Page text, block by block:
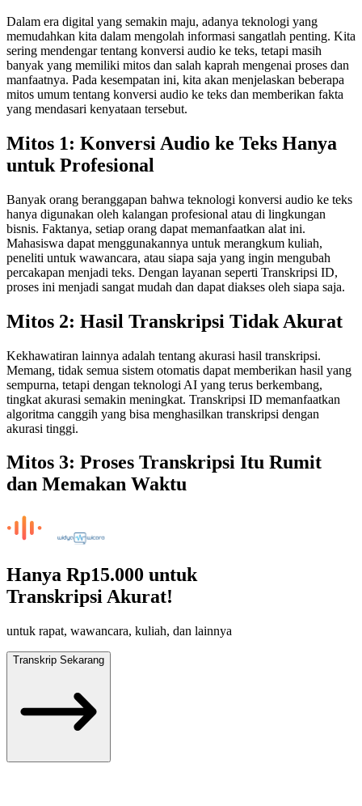
Dalam era digital yang semakin maju, adanya teknologi yang
memudahkan kita dalam mengolah informasi sangatlah penting. Kita
sering mendengar tentang konversi audio ke teks, tetapi masih
banyak yang memiliki mitos dan salah kaprah mengenai proses dan
manfaatnya. Pada kesempatan ini, kita akan menjelaskan beberapa
mitos umum tentang konversi audio ke teks dan memberikan fakta
yang mendasari kenyataan tersebut.
Mitos 1: Konversi Audio ke Teks Hanya
untuk Profesional
Banyak orang beranggapan bahwa teknologi konversi audio ke teks
hanya digunakan oleh kalangan profesional atau di lingkungan
bisnis. Faktanya, setiap orang dapat memanfaatkan alat ini.
Mahasiswa dapat menggunakannya untuk merangkum kuliah,
peneliti untuk wawancara, atau siapa saja yang ingin mengubah
percakapan menjadi teks. Dengan layanan seperti Transkripsi ID,
proses ini menjadi sangat mudah dan dapat diakses oleh siapa saja.
Mitos 2: Hasil Transkripsi Tidak Akurat
Kekhawatiran lainnya adalah tentang akurasi hasil transkripsi.
Memang, tidak semua sistem otomatis dapat memberikan hasil yang
sempurna, tetapi dengan teknologi AI yang terus berkembang,
tingkat akurasi semakin meningkat. Transkripsi ID memanfaatkan
algoritma canggih yang bisa menghasilkan transkripsi dengan
akurasi tinggi.
Mitos 3: Proses Transkripsi Itu Rumit
dan Memakan Waktu
Hanya Rp15.000 untuk
Transkripsi Akurat!
untuk rapat, wawancara, kuliah, dan lainnya
Transkrip Sekarang